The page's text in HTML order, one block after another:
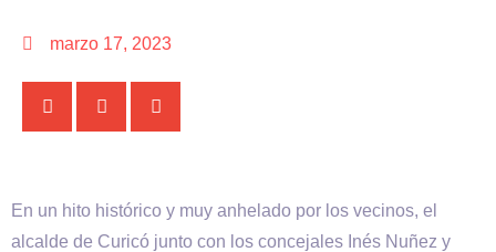
marzo 17, 2023
En un hito histórico y muy anhelado por los vecinos, el
alcalde de Curicó junto con los concejales Inés Nuñez y